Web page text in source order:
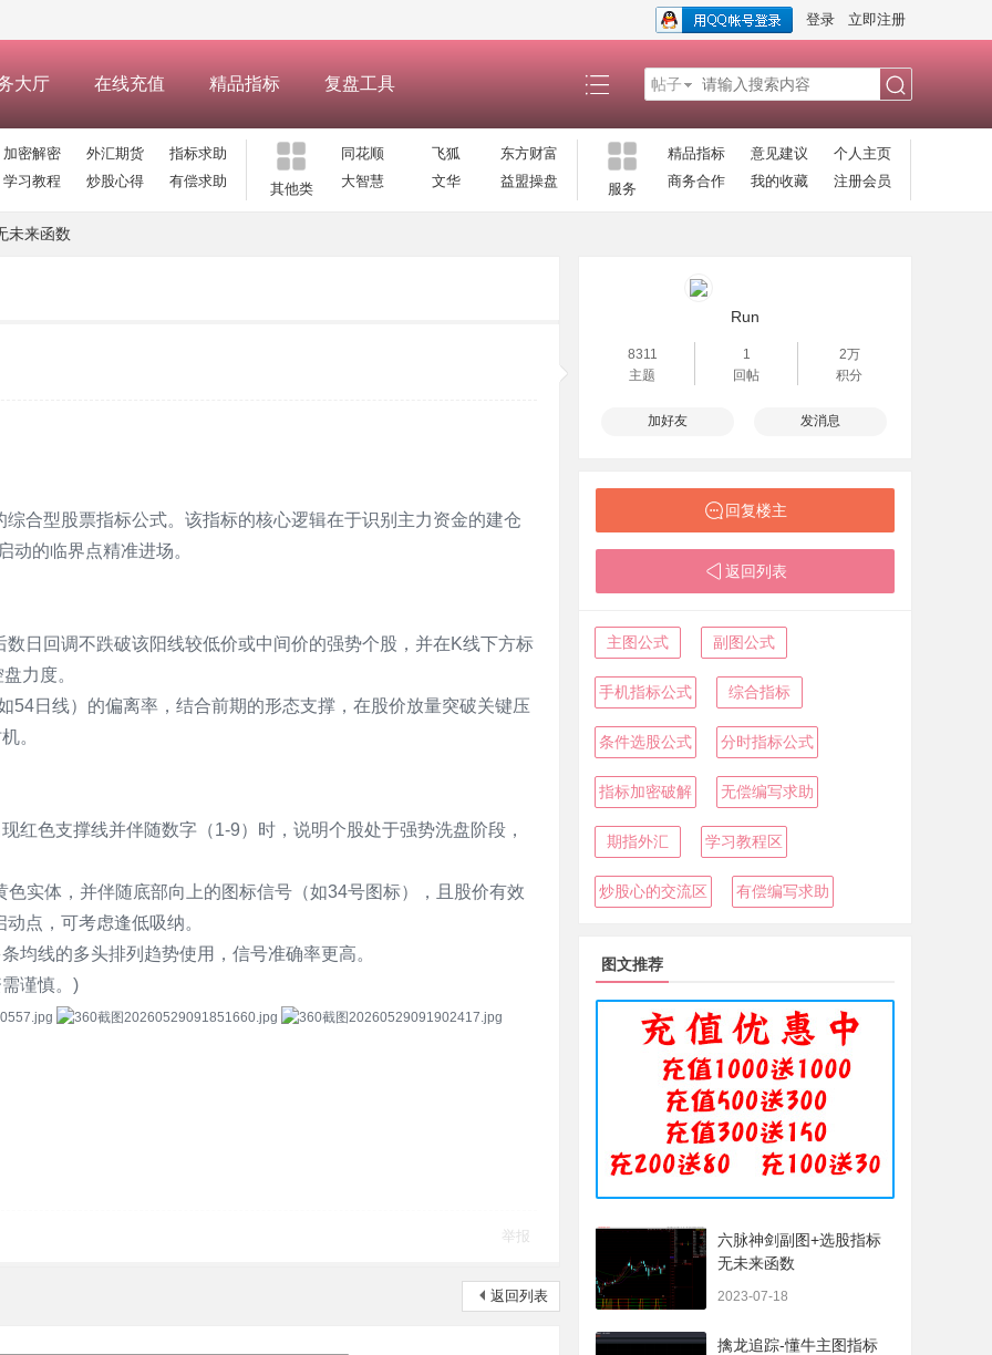
登录 立即注册
大厅 在线充值 精品指标 复盘工具 帖子
加密解密 外汇期货
指标求助
学习教程
炒股心得 有偿求助 其他类
同花顺 飞狐
东方财富
大智慧
文华 益盟操盘 服务
精品指标 意见建议
个人主页
商务合作
我的收藏 注册会员
未来函数
合型股票指标公式。该指标的核心逻辑在于识别主力资金的建仓
动的临界点精准进场。
日回调不跌破该阳线较低价或中间价的强势个股，并在K线下方标
力度。
54日线）的偏离率，结合前期的形态支撑，在股价放量突破关键压
。
红色支撑线并伴随数字（1-9）时，说明个股处于强势洗盘阶段，
实体，并伴随底部向上的图标信号（如34号图标），且股价有效
点，可考虑逢低吸纳。
均线的多头排列趋势使用，信号准确率更高。
谨慎。)
举报
返回列表
Run
8311
主题
1
回帖
2万
积分
加好友 发消息
回复楼主
返回列表
主图公式 副图公式
手机指标公式 综合指标
条件选股公式 分时指标公式
指标加密破解 无偿编写求助
期指外汇 学习教程区
炒股心的交流区 有偿编写求助
图文推荐
六脉神剑副图+选股指标
无未来函数
2023-07-18
擒龙追踪-懂牛主图指标